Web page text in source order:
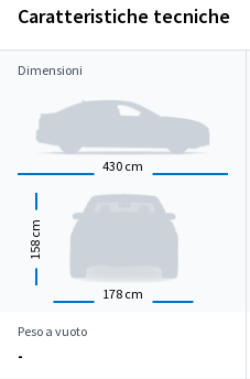
Caratteristiche tecniche
Dimensioni
430 cm
178 cm
158
cm
Peso a vuoto
-